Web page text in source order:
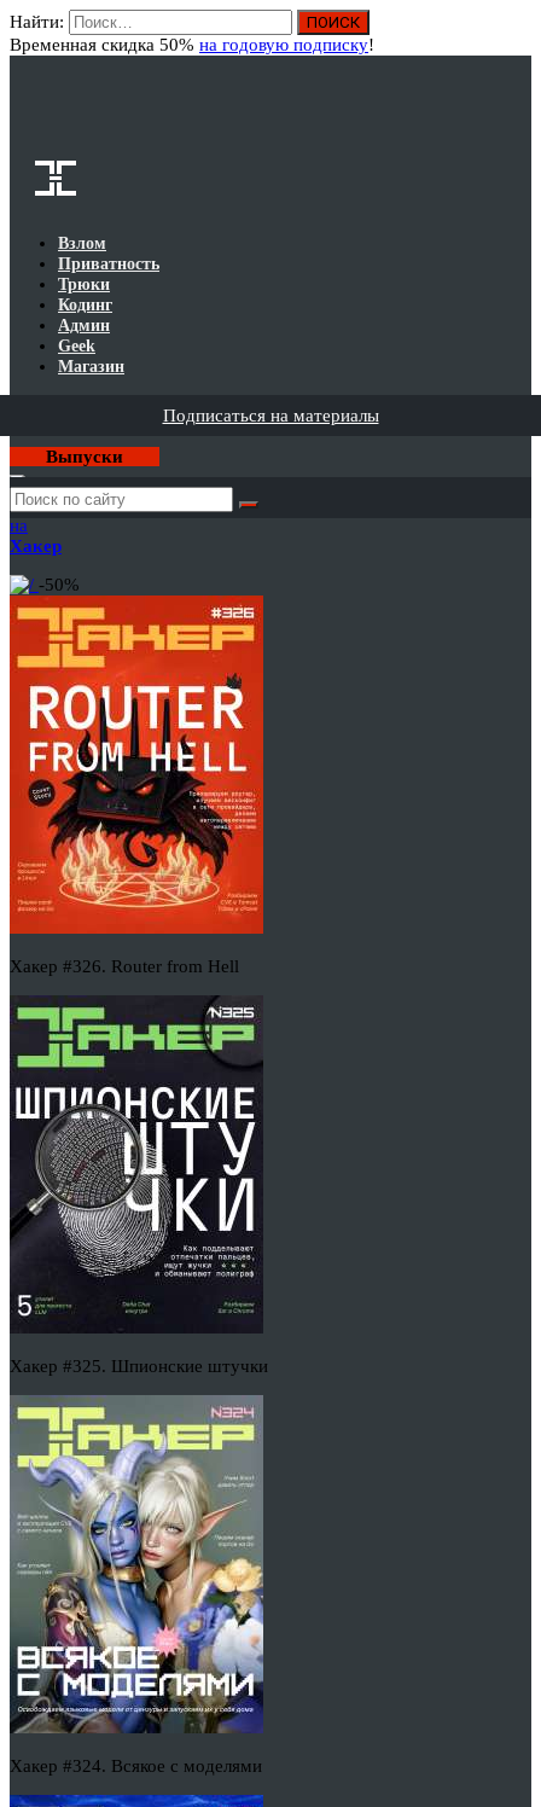
Найти:
Временная скидка 50% на годовую подписку!
Взлом
Приватность
Трюки
Кодинг
Админ
Geek
Магазин
Подписаться на материалы
Выпуски
Годовая
подписка
на
Хакер
-50%
Хакер #326. Router from Hell
Хакер #325. Шпионские штучки
Хакер #324. Всякое с моделями